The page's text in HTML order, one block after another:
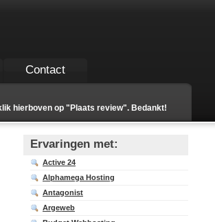
Contact
hierboven op "Plaats review". Bedankt!
Ervaringen met:
Active 24
Alphamega Hosting
Antagonist
Argeweb